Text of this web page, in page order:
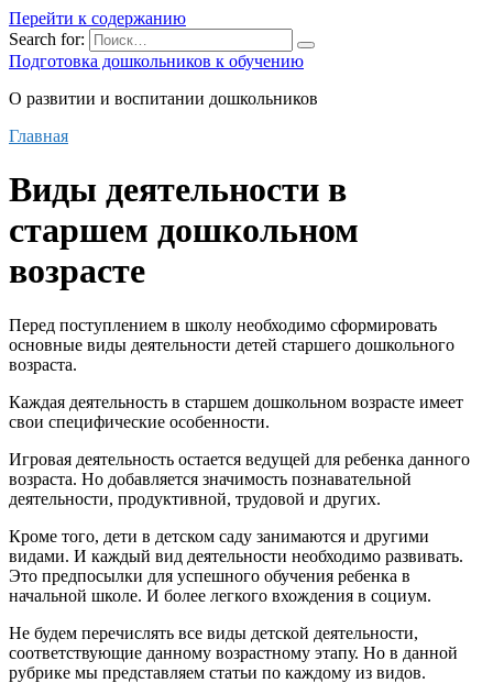
Перейти к содержанию
Search for:
Подготовка дошкольников к обучению
О развитии и воспитании дошкольников
Главная
Виды деятельности в
старшем дошкольном
возрасте
Перед поступлением в школу необходимо сформировать
основные виды деятельности детей старшего дошкольного
возраста.
Каждая деятельность в старшем дошкольном возрасте имеет
свои специфические особенности.
Игровая деятельность остается ведущей для ребенка данного
возраста. Но добавляется значимость познавательной
деятельности, продуктивной, трудовой и других.
Кроме того, дети в детском саду занимаются и другими
видами. И каждый вид деятельности необходимо развивать.
Это предпосылки для успешного обучения ребенка в
начальной школе. И более легкого вхождения в социум.
Не будем перечислять все виды детской деятельности,
соответствующие данному возрастному этапу. Но в данной
рубрике мы представляем статьи по каждому из видов.